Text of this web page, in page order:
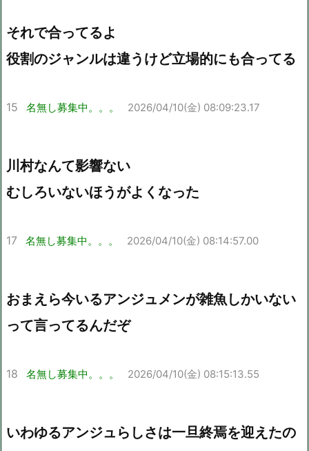
それで合ってるよ
役割のジャンルは違うけど立場的にも合ってる
15 名無し募集中。。。 2026/04/10(金) 08:09:23.17
川村なんて影響ない
むしろいないほうがよくなった
17 名無し募集中。。。 2026/04/10(金) 08:14:57.00
おまえら今いるアンジュメンが雑魚しかいない
って言ってるんだぞ
18 名無し募集中。。。 2026/04/10(金) 08:15:13.55
いわゆるアンジュらしさは一旦終焉を迎えたの